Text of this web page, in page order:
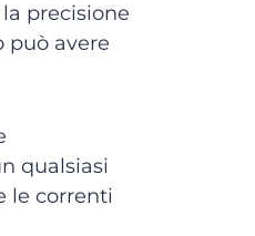
precisione
può avere
qualsiasi
le correnti